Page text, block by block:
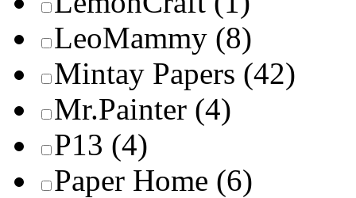
LeoMammy (8)
Mintay Papers (42)
Mr.Painter (4)
P13 (4)
Paper Home (6)